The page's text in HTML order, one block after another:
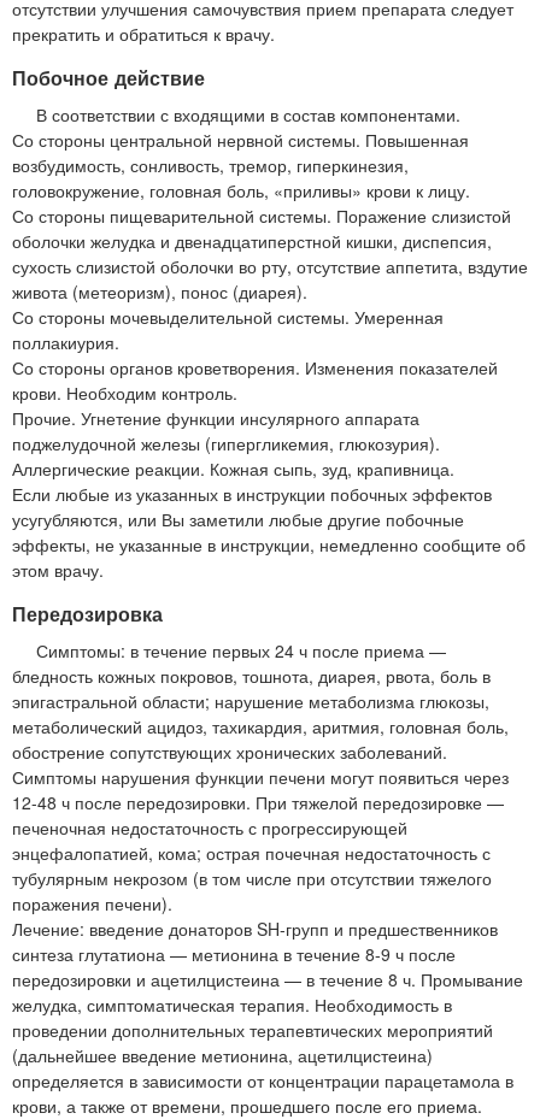
отсутствии улучшения самочувствия прием препарата следует
прекратить и обратиться к врачу.
Побочное действие
В соответствии с входящими в состав компонентами.
Со стороны центральной нервной системы. Повышенная
возбудимость, сонливость, тремор, гиперкинезия,
головокружение, головная боль, «приливы» крови к лицу.
Со стороны пищеварительной системы. Поражение слизистой
оболочки желудка и двенадцатиперстной кишки, диспепсия,
сухость слизистой оболочки во рту, отсутствие аппетита, вздутие
живота (метеоризм), понос (диарея).
Со стороны мочевыделительной системы. Умеренная
поллакиурия.
Со стороны органов кроветворения. Изменения показателей
крови. Необходим контроль.
Прочие. Угнетение функции инсулярного аппарата
поджелудочной железы (гипергликемия, глюкозурия).
Аллергические реакции. Кожная сыпь, зуд, крапивница.
Если любые из указанных в инструкции побочных эффектов
усугубляются, или Вы заметили любые другие побочные
эффекты, не указанные в инструкции, немедленно сообщите об
этом врачу.
Передозировка
Симптомы: в течение первых 24 ч после приема —
бледность кожных покровов, тошнота, диарея, рвота, боль в
эпигастральной области; нарушение метаболизма глюкозы,
метаболический ацидоз, тахикардия, аритмия, головная боль,
обострение сопутствующих хронических заболеваний.
Симптомы нарушения функции печени могут появиться через
12-48 ч после передозировки. При тяжелой передозировке —
печеночная недостаточность с прогрессирующей
энцефалопатией, кома; острая почечная недостаточность с
тубулярным некрозом (в том числе при отсутствии тяжелого
поражения печени).
Лечение: введение донаторов SH-групп и предшественников
синтеза глутатиона — метионина в течение 8-9 ч после
передозировки и ацетилцистеина — в течение 8 ч. Промывание
желудка, симптоматическая терапия. Необходимость в
проведении дополнительных терапевтических мероприятий
(дальнейшее введение метионина, ацетилцистеина)
определяется в зависимости от концентрации парацетамола в
крови, а также от времени, прошедшего после его приема.